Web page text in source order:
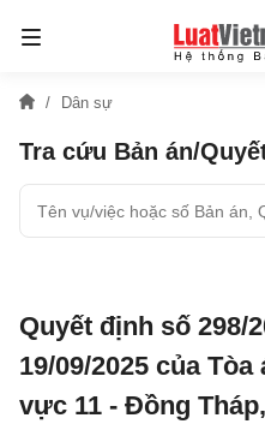
Dân sự
Tra cứu Bản án/
Quyết định số 298/
19/09/2025 của
vực 11 - Đồng